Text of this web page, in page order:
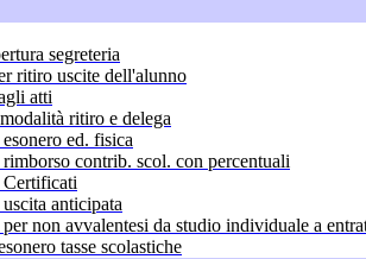
segreteria
ritiro uscite dell'alunno
atti
ritiro e delega
ed. fisica
contrib. scol. con percentuali
Certificati
anticipata
non avvalentesi da studio individuale a
tasse scolastiche